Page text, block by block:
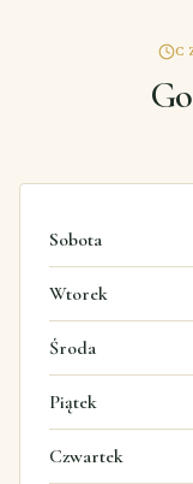
Sobota
Wtorek
Środa
Piątek
Czwartek